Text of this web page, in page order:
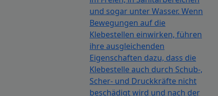
und sogar unter Wasser. Wenn
Bewegungen auf die
Klebestellen einwirken, führen
ihre ausgleichenden
Eigenschaften dazu, dass die
Klebestelle auch durch Schub-,
Scher- und Druckkräfte nicht
beschädigt wird und nach der